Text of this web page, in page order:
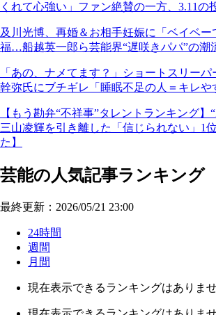
くれて心強い」ファン絶賛の一方、3.11の
及川光博、再婚＆お相手妊娠に「ベイベ
福…船越英一郎ら芸能界“遅咲きパパ”の潮
「あの、ナメてます？」ショートスリー
幹弥氏にブチギレ「睡眠不足の人＝キレや
【もう勘弁“不祥事”タレントランキング】
三山凌輝を引き離した「信じられない」1
た】
芸能の人気記事ランキング
最終更新：2026/05/21 23:00
24時間
週間
月間
現在表示できるランキングはありませ